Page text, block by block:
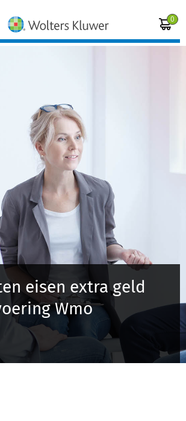
0
Inloggen
Registreren
eisen extra geld
Wmo